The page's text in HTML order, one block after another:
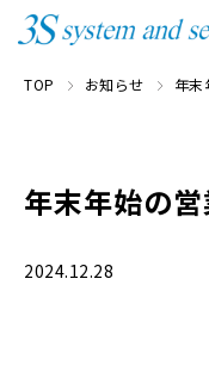
TOP お知らせ 年末
年末年始の
2024.12.28